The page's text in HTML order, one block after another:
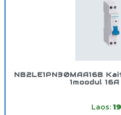
NB2LE1PN30MAA16B
1moodul
Laos: 19